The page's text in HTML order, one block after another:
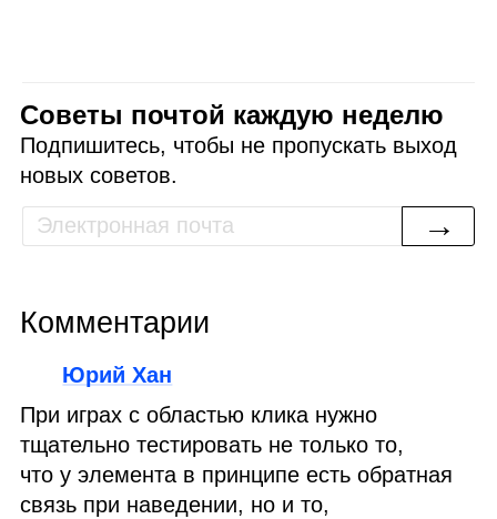
Советы почтой каждую неделю
Подпишитесь, чтобы не пропускать выход
новых советов.
→
Комментарии
Юрий Хан
При играх с областью клика нужно
тщательно тестировать не только то,
что у элемента в принципе есть обратная
связь при наведении, но и то,